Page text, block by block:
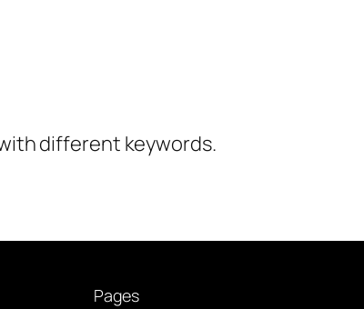
different keywords.
Pages